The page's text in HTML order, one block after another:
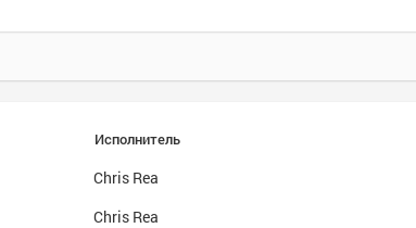
Исполнитель
Chris Rea
Chris Rea